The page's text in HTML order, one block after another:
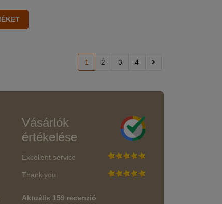
1 2 3 4
Vásárlók
értékelése
Excellent service
Thank you.
Aktuális 159 recenzió